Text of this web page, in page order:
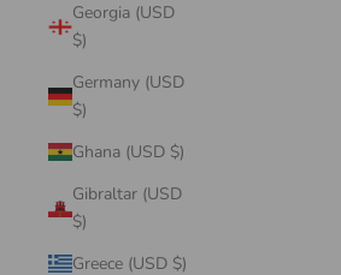
Georgia (USD
$)
Germany (USD
$)
Ghana (USD $)
Gibraltar (USD
$)
Greece (USD $)